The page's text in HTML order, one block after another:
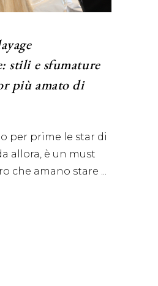
stili e sfumature
più amato di
per prime le star di
allora, è un must
che amano stare